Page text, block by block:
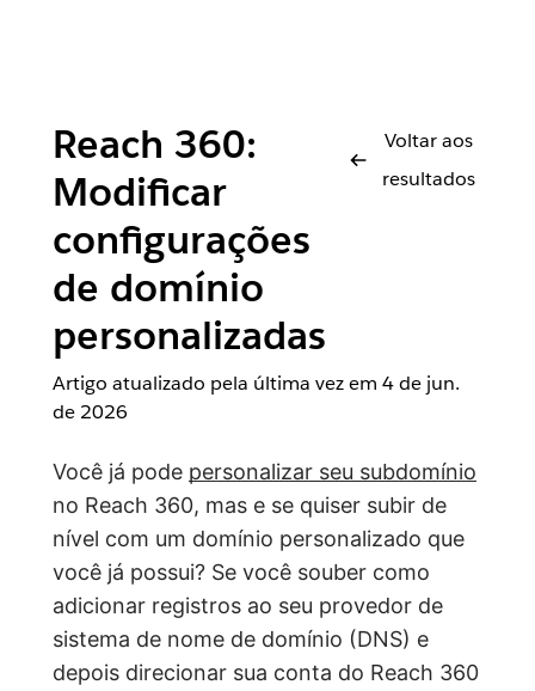
Reach 360:
Modificar
configurações
de domínio
personalizadas
Voltar aos
resultados
Artigo atualizado pela última vez em 4 de jun.
de 2026
Você já pode personalizar seu subdomínio
no Reach 360, mas e se quiser subir de
nível com um domínio personalizado que
você já possui? Se você souber como
adicionar registros ao seu provedor de
sistema de nome de domínio (DNS) e
depois direcionar sua conta do Reach 360